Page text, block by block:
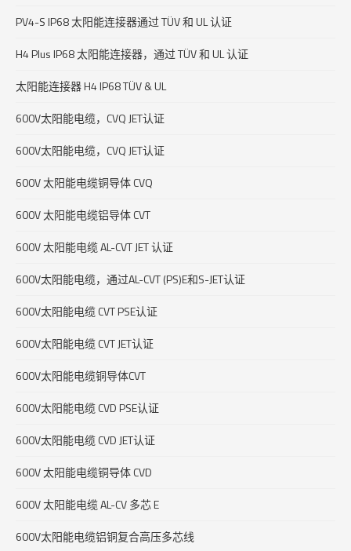
PV4-S IP68 太阳能连接器通过 TÜV 和 UL 认证
H4 Plus IP68 太阳能连接器，通过 TÜV 和 UL 认证
太阳能连接器 H4 IP68 TÜV & UL
600V太阳能电缆，CVQ JET认证
600V太阳能电缆，CVQ JET认证
600V 太阳能电缆铜导体 CVQ
600V 太阳能电缆铝导体 CVT
600V 太阳能电缆 AL-CVT JET 认证
600V太阳能电缆，通过AL-CVT (PS)E和S-JET认证
600V太阳能电缆 CVT PSE认证
600V太阳能电缆 CVT JET认证
600V太阳能电缆铜导体CVT
600V太阳能电缆 CVD PSE认证
600V太阳能电缆 CVD JET认证
600V 太阳能电缆铜导体 CVD
600V 太阳能电缆 AL-CV 多芯E
600V太阳能电缆铝铜复合高压多芯线